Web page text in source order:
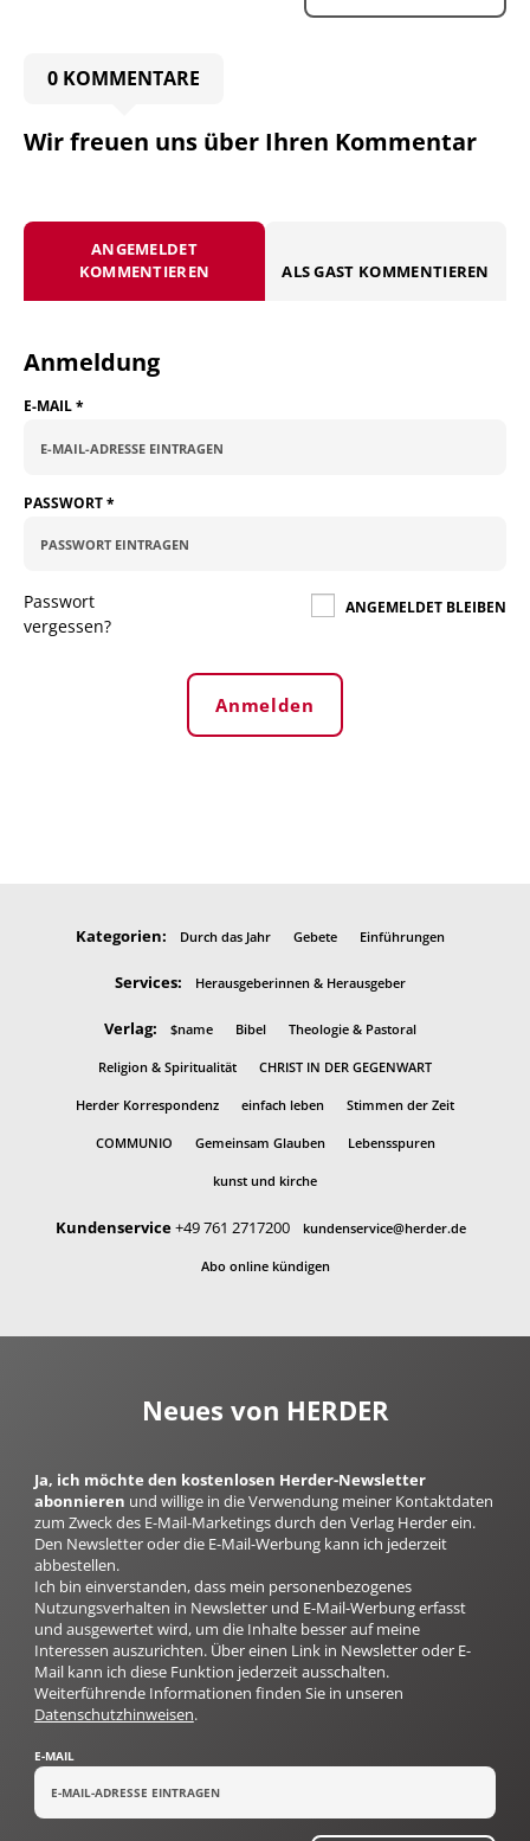
0 KOMMENTARE
Wir freuen uns über Ihren Kommentar
ANGEMELDET
KOMMENTIEREN
ALS GAST KOMMENTIEREN
Anmeldung
E-MAIL*
PASSWORT*
Passwort
vergessen?
ANGEMELDET BLEIBEN
Anmelden
Kategorien: Durch das Jahr Gebete Einführungen
Services: Herausgeberinnen & Herausgeber
Verlag: $name Bibel Theologie & Pastoral
Religion & Spiritualität CHRIST IN DER GEGENWART
Herder Korrespondenz einfach leben Stimmen der Zeit
COMMUNIO Gemeinsam Glauben Lebensspuren
kunst und kirche
Kundenservice+49 761 2717200 kundenservice@herder.de
Abo online kündigen
Neues von HERDER
Ja, ich möchte den kostenlosen Herder-Newsletter
abonnieren und willige in die Verwendung meiner Kontaktdaten
zum Zweck des E-Mail-Marketings durch den Verlag Herder ein.
Den Newsletter oder die E-Mail-Werbung kann ich jederzeit
abbestellen.
Ich bin einverstanden, dass mein personenbezogenes
Nutzungsverhalten in Newsletter und E-Mail-Werbung erfasst
und ausgewertet wird, um die Inhalte besser auf meine
Interessen auszurichten. Über einen Link in Newsletter oder E-
Mail kann ich diese Funktion jederzeit ausschalten.
Weiterführende Informationen finden Sie in unseren
Datenschutzhinweisen.
E-MAIL